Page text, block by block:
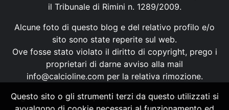
il Tribunale di Rimini n. 1289/2009.
Alcune foto di questo blog e del relativo profilo e/o
sito sono state reperite sul web.
Ove fosse stato violato il diritto di copyright, prego i
proprietari di darne avviso alla mail
info@calcioline.com per la relativa rimozione.
Ogni testo e foto di proprietà di Calcioline.com non
Questo sito o gli strumenti terzi da questo utilizzati si